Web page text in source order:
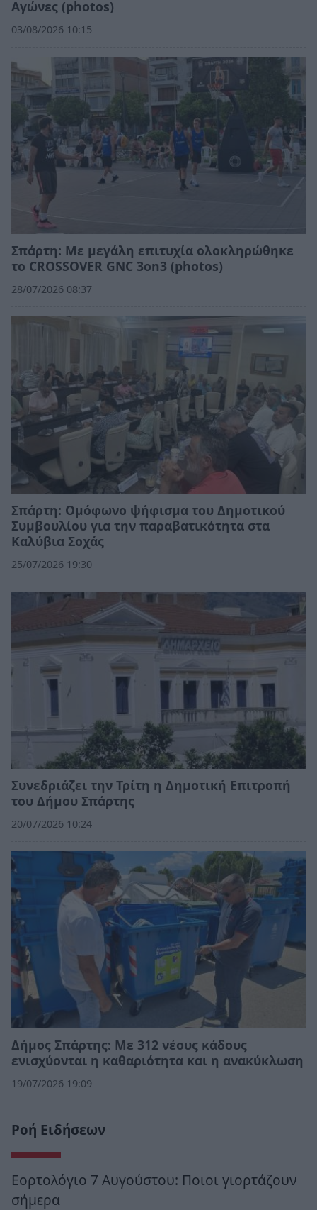
Αγώνες (photos)
03/08/2026 10:15
Σπάρτη: Με μεγάλη επιτυχία ολοκληρώθηκε
το CROSSOVER GNC 3on3 (photos)
28/07/2026 08:37
Σπάρτη: Ομόφωνο ψήφισμα του Δημοτικού
Συμβουλίου για την παραβατικότητα στα
Καλύβια Σοχάς
25/07/2026 19:30
Συνεδριάζει την Τρίτη η Δημοτική Επιτροπή
του Δήμου Σπάρτης
20/07/2026 10:24
Δήμος Σπάρτης: Με 312 νέους κάδους
ενισχύονται η καθαριότητα και η ανακύκλωση
19/07/2026 19:09
Ροή Ειδήσεων
Εορτολόγιο 7 Αυγούστου: Ποιοι γιορτάζουν
σήμερα